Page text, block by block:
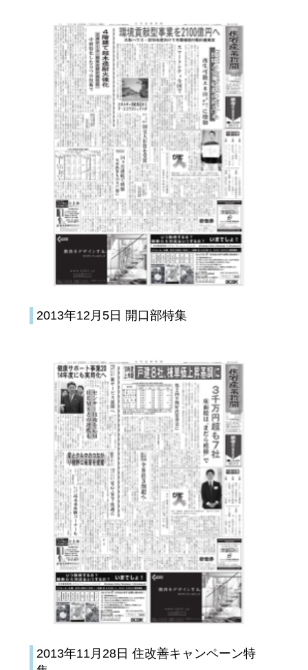
2013年12月5日 開口部特集
2013年11月28日 住改善キャンペーン特